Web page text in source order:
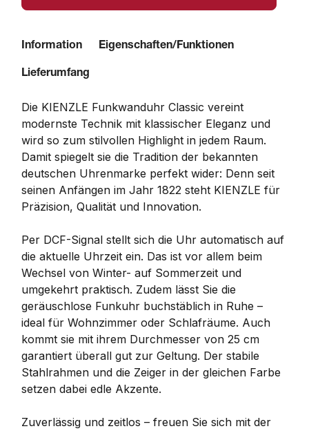
Information Eigenschaften/Funktionen
Lieferumfang
Die KIENZLE Funkwanduhr Classic vereint
modernste Technik mit klassischer Eleganz und
wird so zum stilvollen Highlight in jedem Raum.
Damit spiegelt sie die Tradition der bekannten
deutschen Uhrenmarke perfekt wider: Denn seit
seinen Anfängen im Jahr 1822 steht KIENZLE für
Präzision, Qualität und Innovation.
Per DCF-Signal stellt sich die Uhr automatisch auf
die aktuelle Uhrzeit ein. Das ist vor allem beim
Wechsel von Winter- auf Sommerzeit und
umgekehrt praktisch. Zudem lässt Sie die
geräuschlose Funkuhr buchstäblich in Ruhe –
ideal für Wohnzimmer oder Schlafräume. Auch
kommt sie mit ihrem Durchmesser von 25 cm
garantiert überall gut zur Geltung. Der stabile
Stahlrahmen und die Zeiger in der gleichen Farbe
setzen dabei edle Akzente.
Zuverlässig und zeitlos – freuen Sie sich mit der